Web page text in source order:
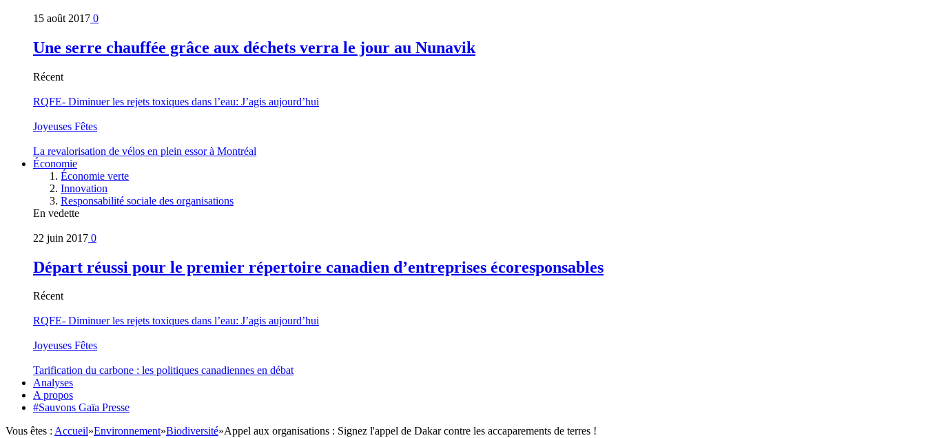
15 août 2017 0
Une serre chauffée grâce aux déchets verra le jour au Nunavik
Récent
RQFE- Diminuer les rejets toxiques dans l’eau: J’agis aujourd’hui
Joyeuses Fêtes
La revalorisation de vélos en plein essor à Montréal
Économie
Économie verte
Innovation
Responsabilité sociale des organisations
En vedette
22 juin 2017 0
Départ réussi pour le premier répertoire canadien d’entreprises écoresponsables
Récent
RQFE- Diminuer les rejets toxiques dans l’eau: J’agis aujourd’hui
Joyeuses Fêtes
Tarification du carbone : les politiques canadiennes en débat
Analyses
A propos
#Sauvons Gaïa Presse
Vous êtes : Accueil»Environnement»Biodiversité»Appel aux organisations : Signez l'appel de Dakar contre les accaparements de terres !